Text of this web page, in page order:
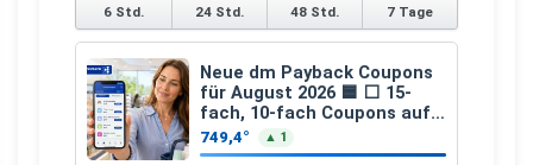
6 Std. 24 Std. 48 Std. 7 Tage
Neue dm Payback Coupons
für August 2026 🟦 ⬜ 15-
fach, 10-fach Coupons auf
den gesamten Einkauf ab 2
€
749,4° ▲ 1